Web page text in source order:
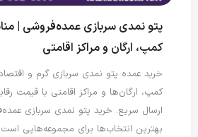
پتو نمدی سربازی عمده‌فروشی |
کمپ، ارگان و مراکز اقامتی
خرید عمده پتو نمدی سربازی گرم و
کمپ، ارگان‌ها و مراکز اقامتی با قیمت
ارسال سریع. خرید پتو نمدی سربازی
بهترین انتخاب‌ها برای مجموعه‌هایی